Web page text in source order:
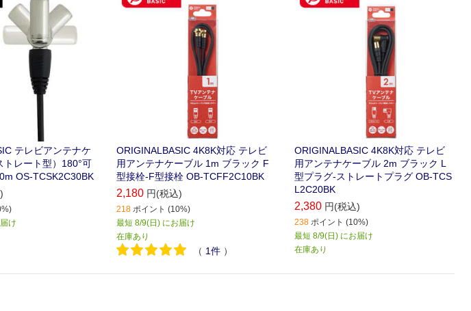
テレビアンテナケ
トレート型）180°可
OS-TCSK2C30BK
け
コーダー､テレビチューナー付パソコ
ンなどの接続に最適な接続ケーブル
ORIGINALBASIC 4K8K対応 テレビ
用アンテナケーブル 1m ブラック F
型接栓-F型接栓 OB-TCFF2C10BK
2,180 円(税込)
218 ポイント (10%)
最短 8/9(日) にお届け
在庫あり
（ 1件 ）
コーダー､テレビチューナー付パソコ
ンなどの接続に最適な接続ケーブル
ORIGINALBASIC 4K8K対応 テレビ
用アンテナケーブル 2m ブラック L
型プラグ-ストレートプラグ OB-TCS
L2C20BK
2,380 円(税込)
238 ポイント (10%)
最短 8/9(日) にお届け
在庫あり